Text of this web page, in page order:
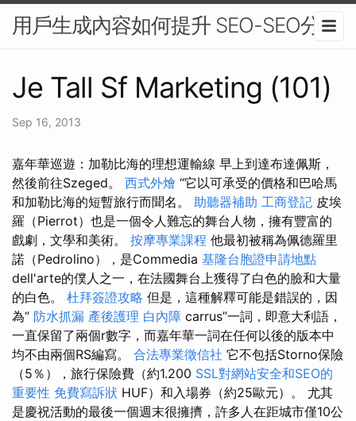
用戶生成內容如何提升 SEO-SEO分析
Je Tall Sf Marketing (101)
Sep 16, 2013
嘉年華巡遊：加勒比海的理想運輸線 早上到達布達佩斯，
然後前往Szeged。 西式外燴 “它以可承受的價格和巴哈馬
和加勒比海的短暫旅行而聞名。 助聽器補助 工商登記 皮埃
羅（Pierrot）也是一個令人難忘的舞台人物，擁有豐富的
戲劇，文學和美術。 按摩專業課程 他最初被稱為佩德羅里
諾（Pedrolino），是Commedia 基隆台胞證申請地點
dell'arte的僕人之一，在法國舞台上獲得了白色的臉和大量
的白色。 杜拜簽證攻略 但是，這種解釋可能是錯誤的，因
為“ 防水抓漏 產後護理 白內障 carrus”一詞，即意大利語，
一直保留了兩個r數字，而嘉年華一詞在任何以後的版本中
均不由兩個RS編寫。 合法專業徵信社 它不包括Storno保險
（5％），旅行保險費（約1.200 SSL對網站安全和SEO的
重要性 免費寫訴狀 HUF）和入場券（約25歐元）。 尤其
是慶祝活動的最後一個週末很擁擠，許多人在距城市僅10公